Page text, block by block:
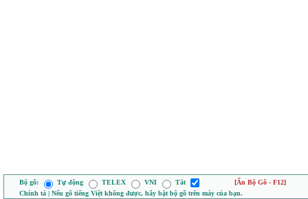
Bộ gõ: Tự động TELEX VNI Tắt
[Ẩn Bộ Gõ - F12]
Chính tả | Nếu gõ tiếng Việt không được, hãy bật bộ gõ trên máy của bạn.